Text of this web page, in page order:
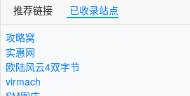
推荐链接
已收录站点
攻略窝
实惠网
欧陆风云4双字节
virmach